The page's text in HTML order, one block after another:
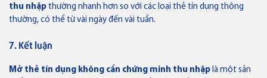
thu nhập thường nhanh hơn so với các loại thẻ tín dụng thông
thường, có thể từ vài ngày đến vài tuần.
7. Kết luận
Mở thẻ tín dụng không cần chứng minh thu nhập là một sản